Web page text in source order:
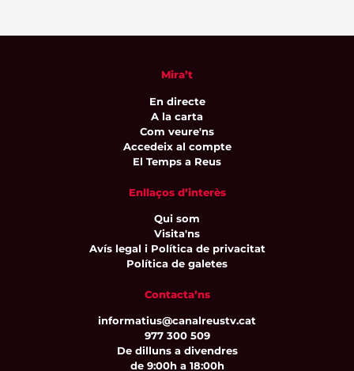
Mira’t
En directe
A la carta
Com veure'ns
Accedeix al compte
El Temps a Reus
Enllaços d’interès
Qui som
Visita'ns
Avís legal i Política de privacitat
Política de galetes
Contacta’ns
informatius@canalreustv.cat
977 300 509
De dilluns a divendres
de 9:00h a 18:00h